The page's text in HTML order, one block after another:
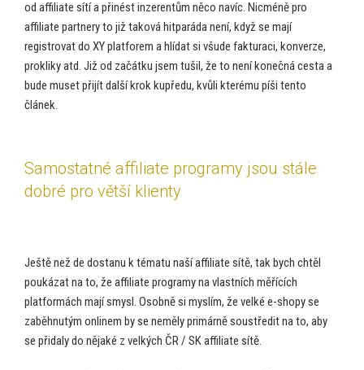
od affiliate sítí a přinést inzerentům něco navíc. Nicméně pro
affiliate partnery to již taková hitparáda není, když se mají
registrovat do XY platforem a hlídat si všude fakturaci, konverze,
prokliky atd. Již od začátku jsem tušil, že to není konečná cesta a
bude muset přijít další krok kupředu, kvůli kterému píši tento
článek.
Samostatné affiliate programy jsou stále
dobré pro větší klienty
Ještě než de dostanu k tématu naší affiliate sítě, tak bych chtěl
poukázat na to, že affiliate programy na vlastních měřících
platformách mají smysl. Osobně si myslím, že velké e-shopy se
zaběhnutým onlinem by se neměly primárně soustředit na to, aby
se přidaly do nějaké z velkých ČR / SK affiliate sítě.